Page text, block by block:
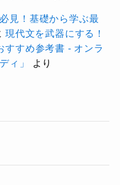
見！基礎から学ぶ最
現代文を武器にする！
すすめ参考書 - オンラ
ィ」
より